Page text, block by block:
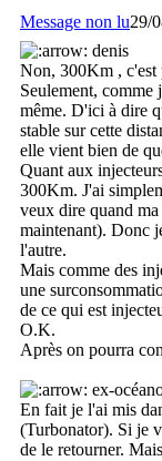
Message non lu29/
denis
Non, 300Km , c'est
Seulement, comme
même. D'ici à dire
stable sur cette
elle vient bien de
Quant aux
300Km. J'ai
veux dire quand
maintenant). Donc
l'autre.
Mais comme des
une
de ce qui est
O.K.
Après on pourra
ex-
En fait je l'ai mis
(Turbonator). Si je
de le retourner.